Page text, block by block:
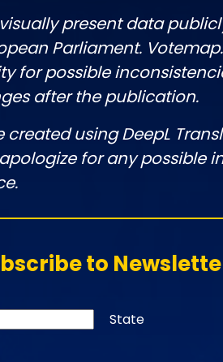
present data
Parliament.
for possible
after the publication.
created using DeepL
for any possible
to
State